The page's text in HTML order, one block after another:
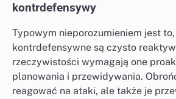
kontrdefensywy
Typowym nieporozumieniem jest
kontrdefensywne są czysto
rzeczywistości wymagają one
planowania i przewidywania.
reagować na ataki, ale także je